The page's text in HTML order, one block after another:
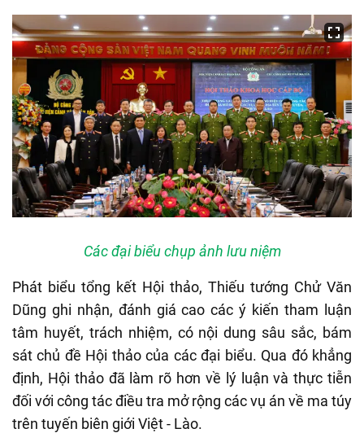
Các đại biểu chụp ảnh lưu niệm
Phát biểu tổng kết Hội thảo, Thiếu tướng Chử Văn
Dũng ghi nhận, đánh giá cao các ý kiến tham luận
tâm huyết, trách nhiệm, có nội dung sâu sắc, bám
sát chủ đề Hội thảo của các đại biểu. Qua đó khẳng
định, Hội thảo đã làm rõ hơn về lý luận và thực tiễn
đối với công tác điều tra mở rộng các vụ án về ma túy
trên tuyến biên giới Việt - Lào.